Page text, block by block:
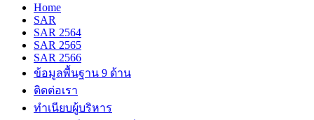
Home
SAR
SAR 2564
SAR 2565
SAR 2566
ข้อมูลพื้นฐาน 9 ด้าน
ติดต่อเรา
ทำเนียบผู้บริหาร